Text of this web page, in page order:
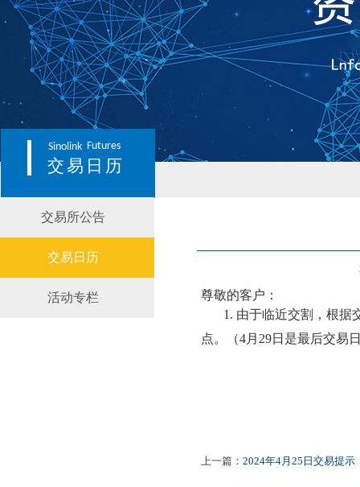
Sinolink Futures
交易日历
交易所公告
交易日历
活动专栏
尊敬的客户：
1. 由于临近交割，根据
点。
（4月29日是最后交易
上一篇： 2024年4月25日交易提示